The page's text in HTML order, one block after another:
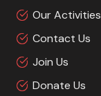
Our Activities
Contact Us
Join Us
Donate Us